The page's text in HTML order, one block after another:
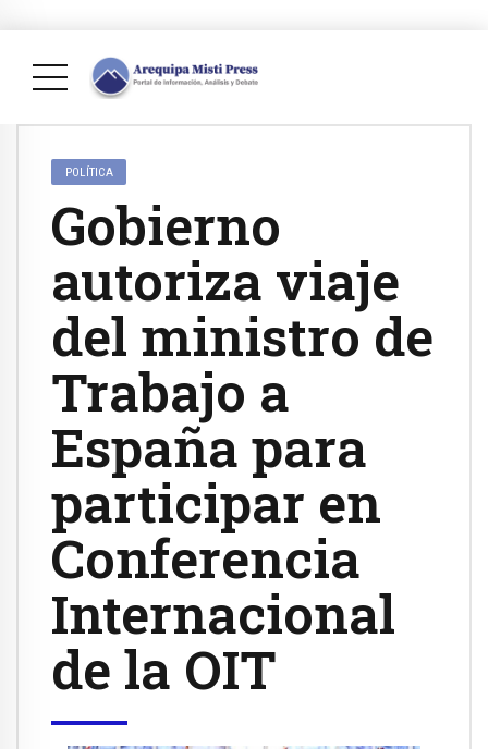
POLÍTICA
Gobierno
autoriza viaje
del ministro de
Trabajo a
España para
participar en
Conferencia
Internacional
de la OIT